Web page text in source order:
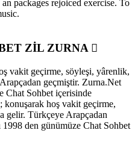
packages rejoiced exercise. To
ZİL ZURNA
vakit geçirme, söyleşi, yârenlik,
geçmiştir. Zurna.Net
Chat Sohbet içerisinde
konuşarak hoş vakit geçirme,
gelir. Türkçeye Arapçadan
1998 den günümüze Chat Sohbet